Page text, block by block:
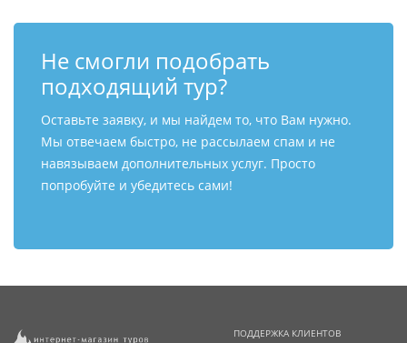
Не смогли подобрать
подходящий тур?
Оставьте заявку, и мы найдем то, что Вам нужно.
Мы отвечаем быстро, не рассылаем спам и не
навязываем дополнительных услуг. Просто
попробуйте и убедитесь сами!
ПОДДЕРЖКА КЛИЕНТОВ